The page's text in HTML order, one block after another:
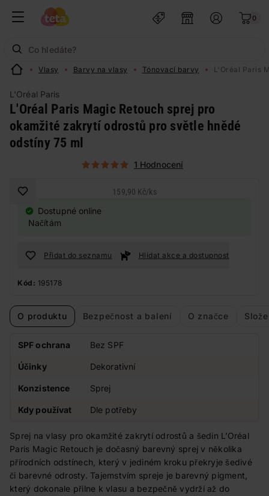
0
Vlasy Barvy na vlasy Tónovací barvy L'Oréal Paris
L'Oréal Paris
L'Oréal Paris Magic Retouch sprej pro
okamžité zakrytí odrostů pro světle hnědé
odstíny 75 ml
1 Hodnocení
159,90 Kč/ks
Dostupné online
Načítám
Přidat do seznamu Hlídat akce a dostupnost
Kód: 195178
O produktu Bezpečnost a balení O značce
SPF ochrana Bez SPF
Účinky Dekorativní
Konzistence Sprej
Kdy používat Dle potřeby
Sprej na vlasy pro okamžité zakrytí odrostů a šedin L’Oréal
Paris Magic Retouch je dočasný barevný sprej v několika
přírodních odstínech, který v jediném kroku překryje šedivé
či barevné odrosty. Tajemstvím spreje je barevný pigment,
který dokonale přilne k vlasu a bezpečně vydrží až do